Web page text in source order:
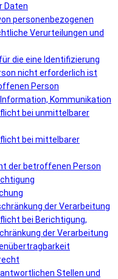
Daten
personenbezogenen
Verurteilungen und
die eine Identifizierung
nicht erforderlich ist
Person
Kommunikation
bei unmittelbarer
bei mittelbarer
der betroffenen Person
der Verarbeitung
bei Berichtigung,
der Verarbeitung
Stellen und